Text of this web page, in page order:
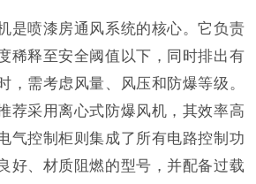
是喷漆房通风系统的核心。它负责
稀释至安全阈值以下，同时排出有
，需考虑风量、风压和防爆等级。
荐采用离心式防爆风机，其效率高
气控制柜则集成了所有电路控制功
好、材质阻燃的型号，并配备过载